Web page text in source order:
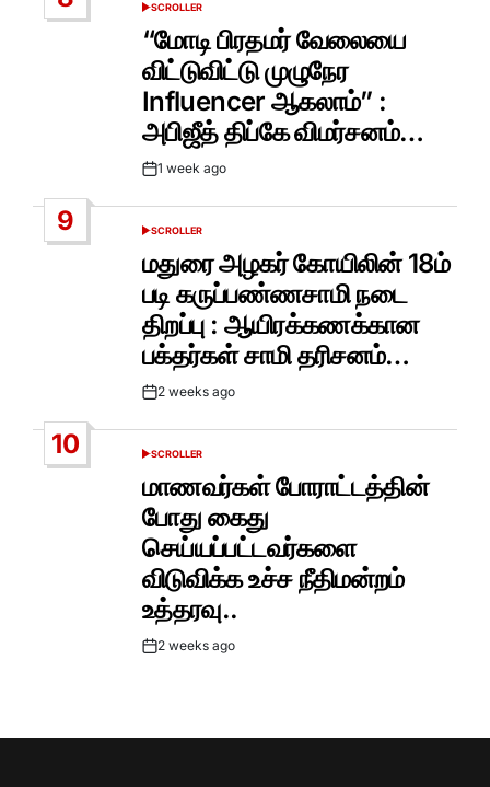
POSTED
IN
SCROLLER
“மோடி பிரதமர் வேலையை
விட்டுவிட்டு முழுநேர
Influencer ஆகலாம்” :
அபிஜீத் திப்கே விமர்சனம்…
Post1 week ago
9
POSTED
SCROLLER
மதுரை அழகர் கோயிலின் 18ம்
படி கருப்பண்ணசாமி நடை
திறப்பு : ஆயிரக்கணக்கான
பக்தர்கள் சாமி தரிசனம்…
Post2 weeks ago
10
POSTED
SCROLLER
மாணவர்கள் போராட்டத்தின்
போது கைது
செய்யப்பட்டவர்களை
விடுவிக்க உச்ச நீதிமன்றம்
உத்தரவு..
Post2 weeks ago